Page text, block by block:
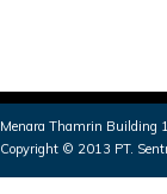
Menara Thamrin Building
Copyright © 2013 PT.